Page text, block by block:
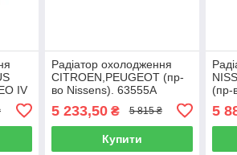
IV
Радіатор охолодження
CITROEN,PEUGEOT (пр-
во Nissens). 63555A
5 233,50₴ 5 815 ₴
Купити
(пр-
5